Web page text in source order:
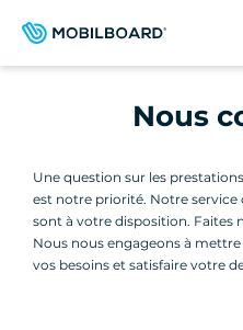
Nous
Une question sur les
est notre priorité. Notre service
sont à votre disposition. Faites
Nous nous engageons à
vos besoins et satisfaire votre